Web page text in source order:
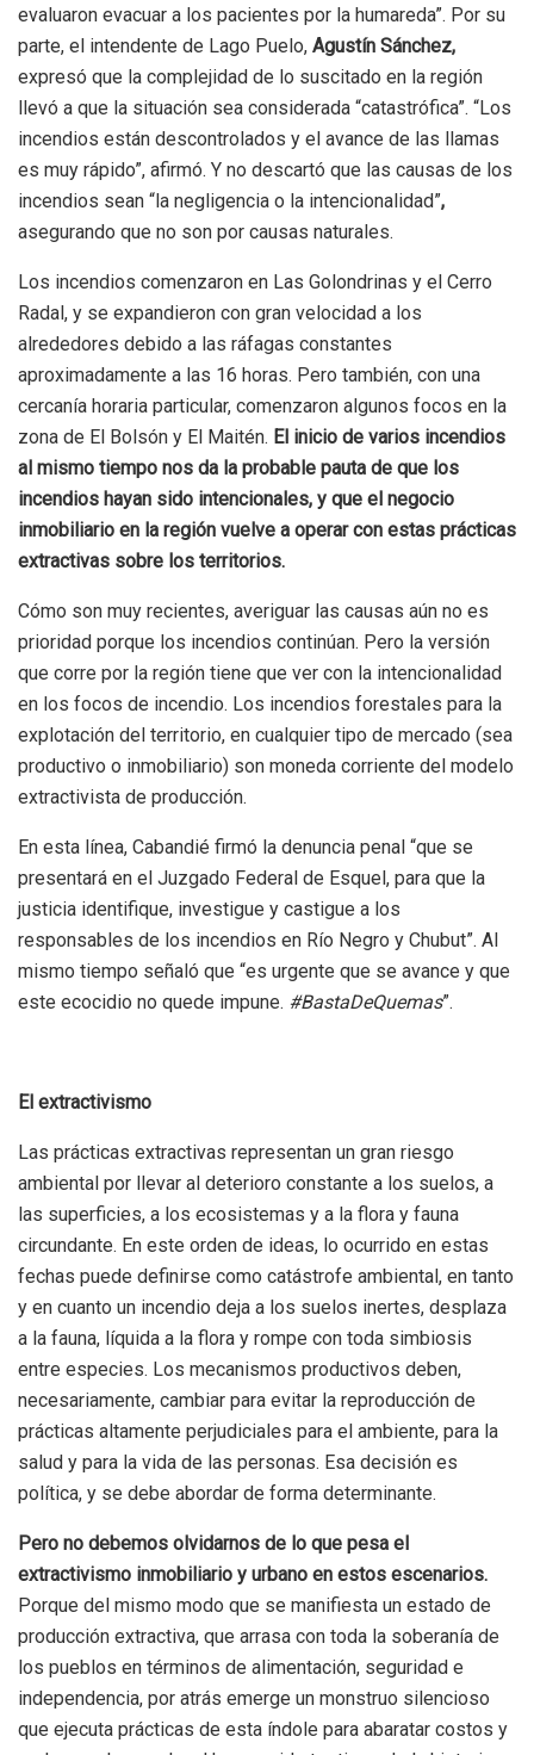
evaluaron evacuar a los pacientes por la humareda”. Por su
parte, el intendente de Lago Puelo, Agustín Sánchez,
expresó que la complejidad de lo suscitado en la región
llevó a que la situación sea considerada “catastrófica”. “Los
incendios están descontrolados y el avance de las llamas
es muy rápido”, afirmó. Y no descartó que las causas de los
incendios sean “la negligencia o la intencionalidad”,
asegurando que no son por causas naturales.
Los incendios comenzaron en Las Golondrinas y el Cerro
Radal, y se expandieron con gran velocidad a los
alrededores debido a las ráfagas constantes
aproximadamente a las 16 horas. Pero también, con una
cercanía horaria particular, comenzaron algunos focos en la
zona de El Bolsón y El Maitén. El inicio de varios incendios
al mismo tiempo nos da la probable pauta de que los
incendios hayan sido intencionales, y que el negocio
inmobiliario en la región vuelve a operar con estas prácticas
extractivas sobre los territorios.
Cómo son muy recientes, averiguar las causas aún no es
prioridad porque los incendios continúan. Pero la versión
que corre por la región tiene que ver con la intencionalidad
en los focos de incendio. Los incendios forestales para la
explotación del territorio, en cualquier tipo de mercado (sea
productivo o inmobiliario) son moneda corriente del modelo
extractivista de producción.
En esta línea, Cabandié firmó la denuncia penal “que se
presentará en el Juzgado Federal de Esquel, para que la
justicia identifique, investigue y castigue a los
responsables de los incendios en Río Negro y Chubut”. Al
mismo tiempo señaló que “es urgente que se avance y que
este ecocidio no quede impune. #BastaDeQuemas”.
El extractivismo
Las prácticas extractivas representan un gran riesgo
ambiental por llevar al deterioro constante a los suelos, a
las superficies, a los ecosistemas y a la flora y fauna
circundante. En este orden de ideas, lo ocurrido en estas
fechas puede definirse como catástrofe ambiental, en tanto
y en cuanto un incendio deja a los suelos inertes, desplaza
a la fauna, líquida a la flora y rompe con toda simbiosis
entre especies. Los mecanismos productivos deben,
necesariamente, cambiar para evitar la reproducción de
prácticas altamente perjudiciales para el ambiente, para la
salud y para la vida de las personas. Esa decisión es
política, y se debe abordar de forma determinante.
Pero no debemos olvidarnos de lo que pesa el
extractivismo inmobiliario y urbano en estos escenarios.
Porque del mismo modo que se manifiesta un estado de
producción extractiva, que arrasa con toda la soberanía de
los pueblos en términos de alimentación, seguridad e
independencia, por atrás emerge un monstruo silencioso
que ejecuta prácticas de esta índole para abaratar costos y